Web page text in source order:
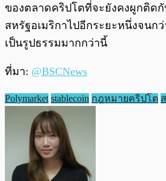
ของตลาดคริปโตที่จะยังคงผูกติดกั
สหรัฐอเมริกาไปอีกระยะหนึ่งจนก
เป็นรูปธรรมมากกว่านี้
ที่มา: @BSCNews
Polymarket stablecoin กฎหมายคริปโต